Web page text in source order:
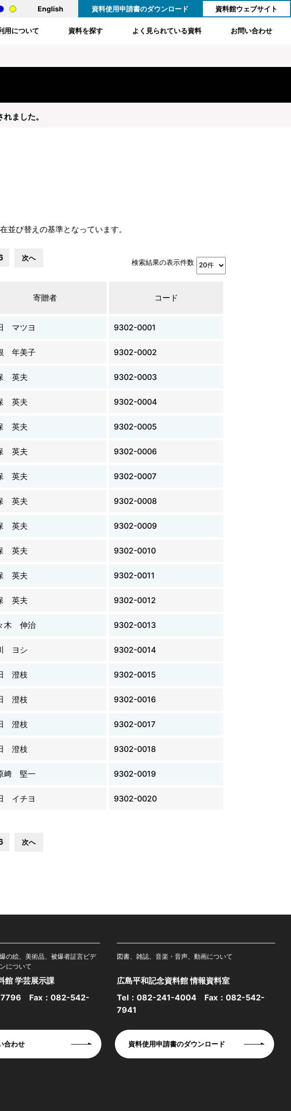
English 資料使用申請書のダウンロード 資料館ウェブサイト
用について 資料を探す よく見られている資料 お問い合わせ
ました。
び替えの基準となっています。
次へ
検索結果の表示件数
寄贈者 コード
マツヨ 9302-0001
年美子 9302-0002
英夫 9302-0003
英夫 9302-0004
英夫 9302-0005
英夫 9302-0006
英夫 9302-0007
英夫 9302-0008
英夫 9302-0009
英夫 9302-0010
英夫 9302-0011
英夫 9302-0012
木 伸治 9302-0013
ヨシ 9302-0014
澄枝 9302-0015
澄枝 9302-0016
澄枝 9302-0017
澄枝 9302-0018
﨑 堅一 9302-0019
イチヨ 9302-0020
次へ
の絵、美術品、被爆者証言ビデ
について
館 学芸展示課
Fax：082-542-
図書、雑誌、音楽・音声、動画について
広島平和記念資料館 情報資料室
Tel： 082-241-4004 Fax：082-542-
7941
合わせ 資料使用申請書のダウンロード